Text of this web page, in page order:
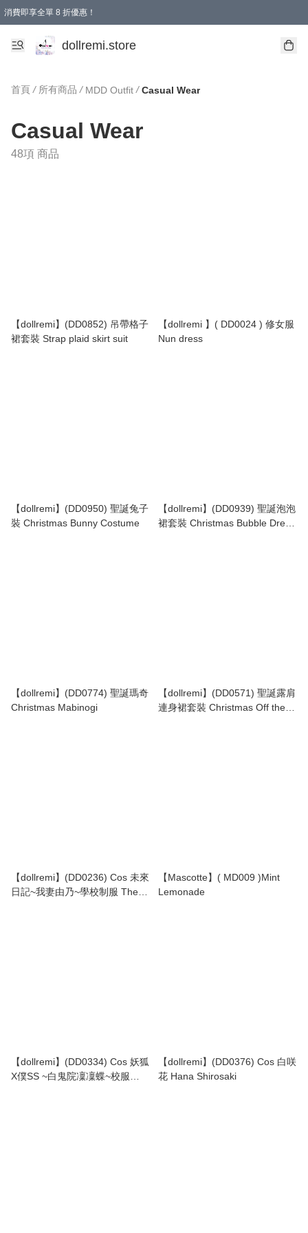
消費即享全單 8 折優惠！
購物滿 HKD 1500.00即享免運費優惠！（適用於 本地送貨、本地取貨、國際送貨 )
dollremi.store
首頁 / 所有商品 / MDD Outfit / Casual Wear
Casual Wear
48項 商品
【dollremi】(DD0852) 吊帶格子
裙套裝 Strap plaid skirt suit
【dollremi 】( DD0024 ) 修女服
Nun dress
【dollremi】(DD0950) 聖誕兔子
裝 Christmas Bunny Costume
【dollremi】(DD0939) 聖誕泡泡
裙套裝 Christmas Bubble Dress
【dollremi】(DD0774) 聖誕瑪奇
Christmas Mabinogi
【dollremi】(DD0571) 聖誕露肩
連身裙套裝 Christmas Off the
【dollremi】(DD0236) Cos 未來
日記~我妻由乃~學校制服 The
【Mascotte】( MD009 )Mint
Lemonade
【dollremi】(DD0334) Cos 妖狐
X僕SS ~白鬼院凜凜蝶~校服
【dollremi】(DD0376) Cos 白咲
花 Hana Shirosaki